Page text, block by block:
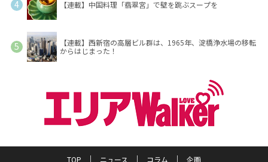
【連載】中国料理「翡翠宮」で壁を跳ぶスープを
【連載】西新宿の高層ビル群は、1965年、淀橋浄水場の移転
からはじまった！
TOP ニュース コラム 企画